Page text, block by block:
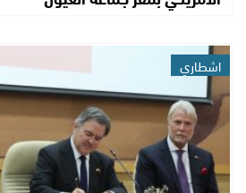
اشطاري